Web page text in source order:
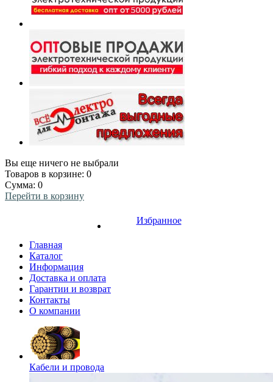
Вы еще ничего не выбрали
Товаров в корзине: 0
Сумма: 0
Перейти в корзину
Избранное
Главная
Каталог
Информация
Доставка и оплата
Гарантии и возврат
Контакты
О компании
Кабели и провода